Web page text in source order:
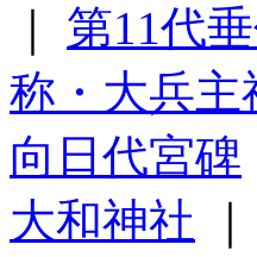
第11代
称・大兵主
向日代宮碑
大和神社